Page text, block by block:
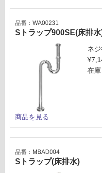
Sトラップ900SE(床排
品番：WA00231
ネ
在
商品を見る
Sトラップ(床排水)
品番：MBAD004